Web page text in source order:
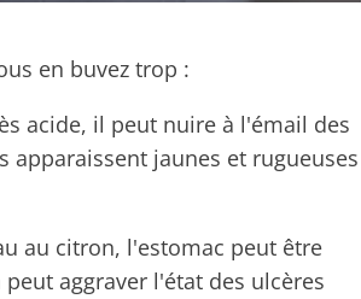
en buvez trop :
acide, il peut nuire à l'émail des
apparaissent jaunes et rugueuses
au citron, l'estomac peut être
aggraver l'état des ulcères